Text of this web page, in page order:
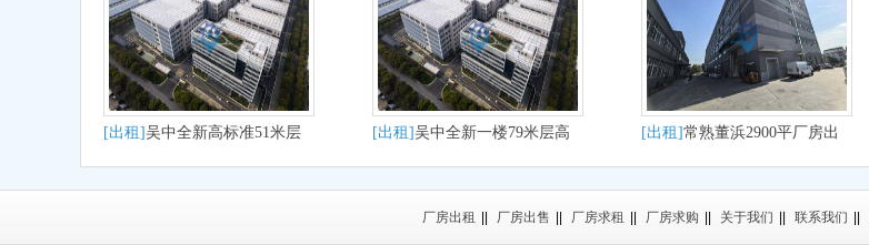
[出租]吴中全新高标准51米层
高出租
[出租]吴中全新一楼79米层高
厂房出租
[出租]常熟董浜2900平厂房出
租适合纺织布料圆机经编轻工
厂房出租 厂房出售 厂房求租 厂房求购 关于我们 联系我们